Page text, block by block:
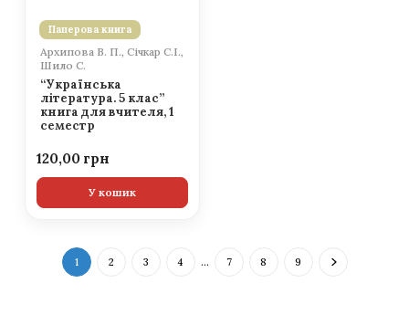
Паперова книга
Архипова В. П., Січкар С.І.,
Шило С.
“Українська
література. 5 клас”
книга для вчителя, 1
семестр
120,00
У кошик
1 2 3 4 … 7 8 9